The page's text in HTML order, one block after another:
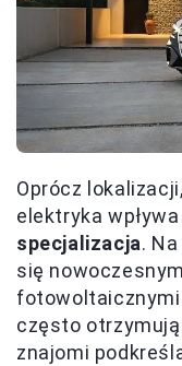
Oprócz
elektryka
specjalizacja.
się
fotowoltaicznymi
często
znajomi